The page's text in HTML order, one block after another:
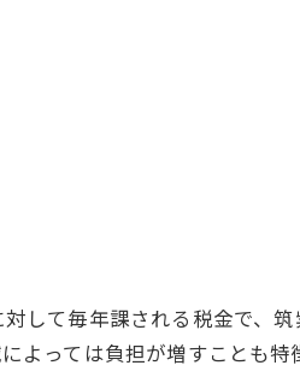
して毎年課される税金で、筑
っては負担が増すことも特